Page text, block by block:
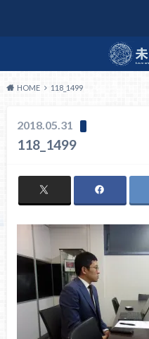
HOME 118_1499
2018.05.31
118_1499